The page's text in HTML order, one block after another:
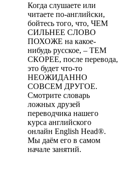
Когда слушаете или
читаете по-английски,
бойтесь того, что, ЧЕМ
СИЛЬНЕЕ СЛОВО
ПОХОЖЕ на какое-
нибудь русское, – ТЕМ
СКОРЕЕ, после перевода,
это будет что-то
НЕОЖИДАННО
СОВСЕМ ДРУГОЕ.
Смотрите словарь
ложных друзей
переводчика нашего
курса английского
онлайн English Head®.
Мы даём его в самом
начале занятий.